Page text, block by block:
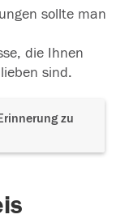
sollte man
die Ihnen
sind.
zu